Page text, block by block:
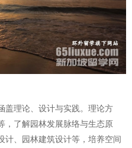
盖理论、设计与实践。理论方
，了解园林发展脉络与生态原
计、园林建筑设计等，培养空间